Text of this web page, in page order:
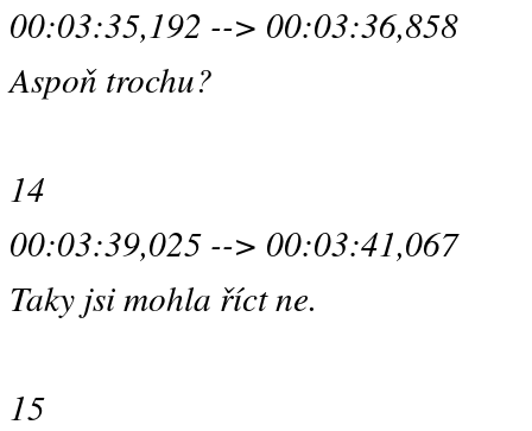
00:03:35,192 --> 00:03:36,858
Aspoň trochu?
14
00:03:39,025 --> 00:03:41,067
Taky jsi mohla říct ne.
15